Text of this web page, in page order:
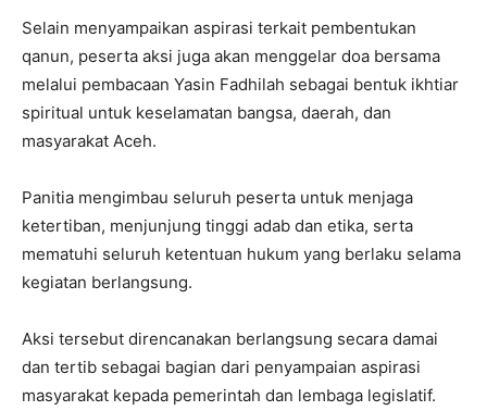
Selain menyampaikan aspirasi terkait pembentukan
qanun, peserta aksi juga akan menggelar doa bersama
melalui pembacaan Yasin Fadhilah sebagai bentuk ikhtiar
spiritual untuk keselamatan bangsa, daerah, dan
masyarakat Aceh.
Panitia mengimbau seluruh peserta untuk menjaga
ketertiban, menjunjung tinggi adab dan etika, serta
mematuhi seluruh ketentuan hukum yang berlaku selama
kegiatan berlangsung.
Aksi tersebut direncanakan berlangsung secara damai
dan tertib sebagai bagian dari penyampaian aspirasi
masyarakat kepada pemerintah dan lembaga legislatif.